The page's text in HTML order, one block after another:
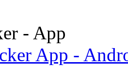
- App
App -